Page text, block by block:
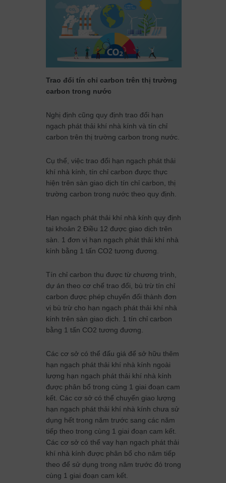
Trao đổi tín chỉ carbon trên thị trường
carbon trong nước
Nghị định cũng quy định trao đổi hạn
ngạch phát thải khí nhà kính và tín chỉ
carbon trên thị trường carbon trong nước.
Cụ thể, việc trao đổi hạn ngạch phát thải
khí nhà kính, tín chỉ carbon được thực
hiện trên sàn giao dịch tín chỉ carbon, thị
trường carbon trong nước theo quy định.
Hạn ngạch phát thải khí nhà kính quy định
tại khoản 2 Điều 12 được giao dịch trên
sàn. 1 đơn vị hạn ngạch phát thải khí nhà
kính bằng 1 tấn CO2 tương đương.
Tín chỉ carbon thu được từ chương trình,
dự án theo cơ chế trao đổi, bù trừ tín chỉ
carbon được phép chuyển đổi thành đơn
vị bù trừ cho hạn ngạch phát thải khí nhà
kính trên sàn giao dịch. 1 tín chỉ carbon
bằng 1 tấn CO2 tương đương.
Các cơ sở có thể đấu giá để sở hữu thêm
hạn ngạch phát thải khí nhà kính ngoài
lượng hạn ngạch phát thải khí nhà kính
được phân bổ trong cùng 1 giai đoạn cam
kết. Các cơ sở có thể chuyển giao lượng
hạn ngạch phát thải khí nhà kính chưa sử
dụng hết trong năm trước sang các năm
tiếp theo trong cùng 1 giai đoạn cam kết.
Các cơ sở có thể vay hạn ngạch phát thải
khí nhà kính được phân bổ cho năm tiếp
theo để sử dụng trong năm trước đó trong
cùng 1 giai đoạn cam kết.